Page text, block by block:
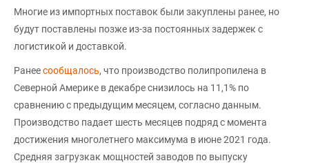
Многие из импортных поставок были закуплены ранее, но
будут поставлены позже из-за постоянных задержек с
логистикой и доставкой.
Ранеесообщалось, что производство полипропилена в
Северной Америке в декабре снизилось на 11,1% по
сравнению с предыдущим месяцем, согласно данным.
Производство падает шесть месяцев подряд с момента
достижения многолетнего максимума в июне 2021 года.
Средняя загрузкак мощностей заводов по выпуску